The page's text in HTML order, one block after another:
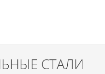
СТАЛИ